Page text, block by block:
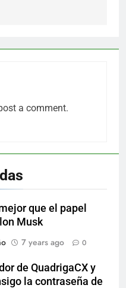
a comment.
que el papel
Musk
7 years ago 0
de QuadrigaCX y
la contraseña de